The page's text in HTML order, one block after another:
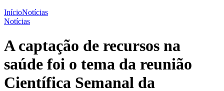
InícioNotícias
Notícias
A captação de recursos na
saúde foi o tema da reunião
Científica Semanal da